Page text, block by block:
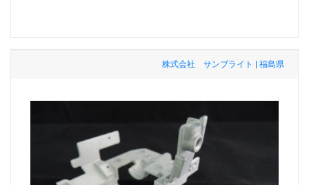
株式会社 サンブライト | 福島県